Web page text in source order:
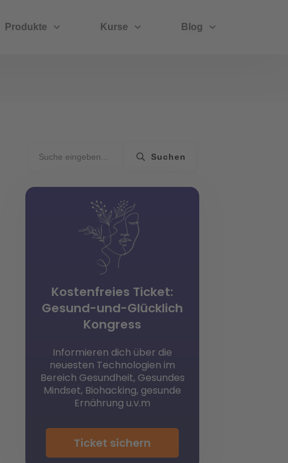
Produkte Kurse Blog
Suchen
Kostenfreies Ticket:
Gesund-und-Glücklich
Kongress
Informieren dich über die
neuesten Technologien im
Bereich Gesundheit, Gesundes
Mindset, Biohacking, gesunde
Ernährung u.v.m
Ticket sichern